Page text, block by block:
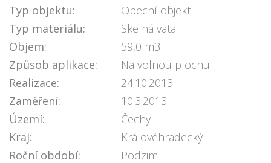
Typ objektu:
Obecní objekt
Typ materiálu:
Skelná vata
Objem:
59,0 m3
Způsob aplikace:
Na volnou plochu
Realizace:
24.10.2013
Zaměření:
10.3.2013
Území:
Čechy
Kraj:
Královéhradecký
Roční období:
Podzim